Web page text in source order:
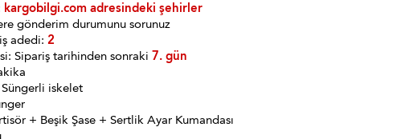
kargobilgi.com adresindeki şehirler
gönderim durumunu sorunuz
adedi: 2
Sipariş tarihinden sonraki 7. gün
iskelet
+ Beşik Şase + Sertlik Ayar Kumandası